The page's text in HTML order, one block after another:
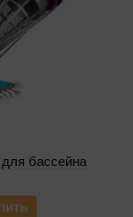
бассейна